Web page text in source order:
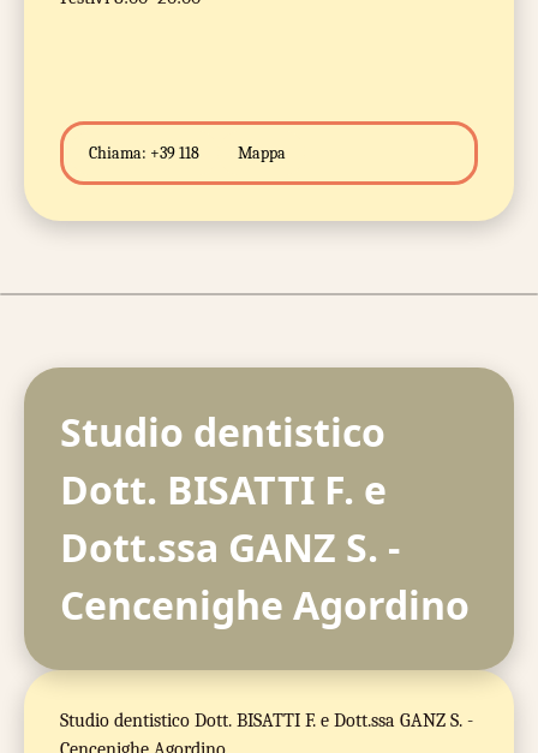
Chiama: +39 118 Mappa
Studio dentistico
Dott. BISATTI F. e
Dott.ssa GANZ S. -
Cencenighe Agordino
Studio dentistico Dott. BISATTI F. e Dott.ssa GANZ S. -